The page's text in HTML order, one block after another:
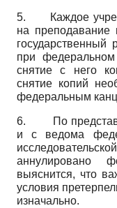
5. Каждое
на преподавание
государственный
при
снятие с него
снятие копий
федеральным
6. По
и с ведома
аннулировано
выяснится, что
условия
изначально.